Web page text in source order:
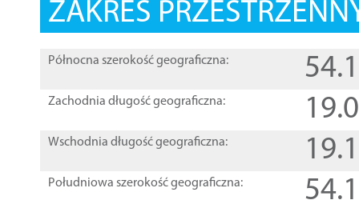
ZAKRES
Północna szerokość geograficzna:
Zachodnia długość geograficzna:
Wschodnia długość geograficzna:
Południowa szerokość geograficzna: